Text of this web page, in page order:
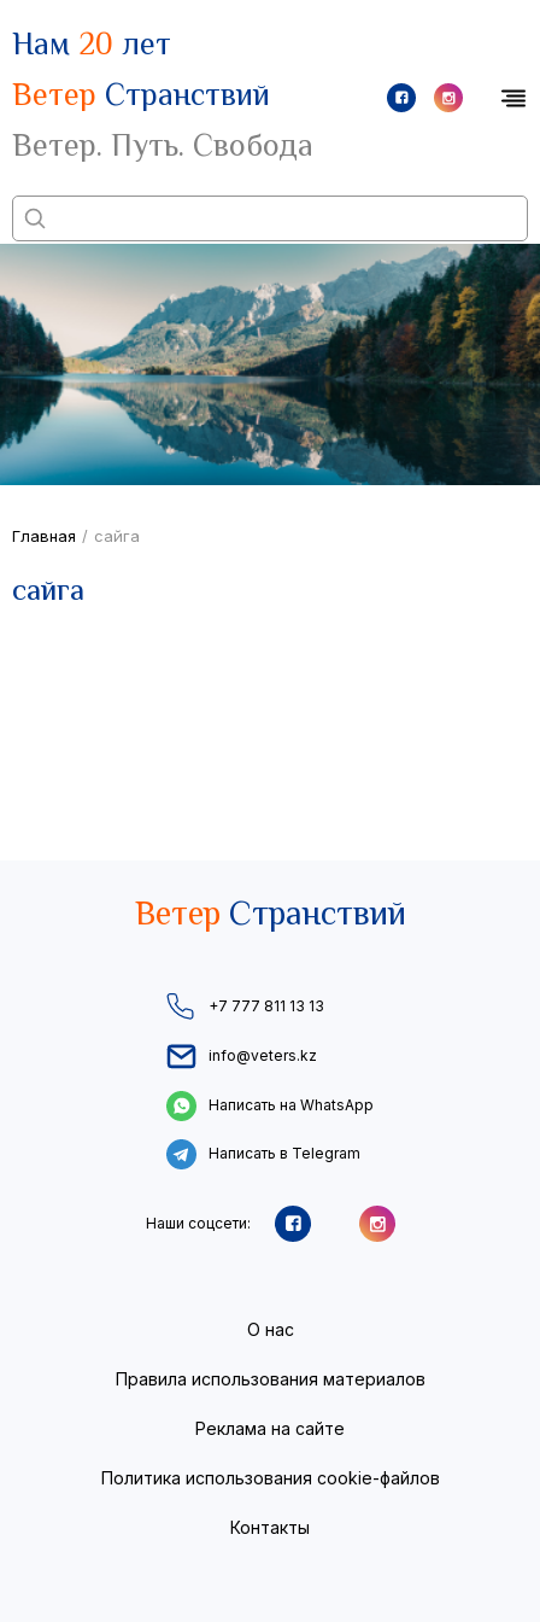
Нам 20 лет
Ветер Странствий
Ветер. Путь. Свобода
Главная / сайга
сайга
Ветер Странствий
+7 777 811 13 13
info@veters.kz
Написать на WhatsApp
Написать в Telegram
Наши соцсети:
О нас
Правила использования материалов
Реклама на сайте
Политика использования cookie-файлов
Контакты